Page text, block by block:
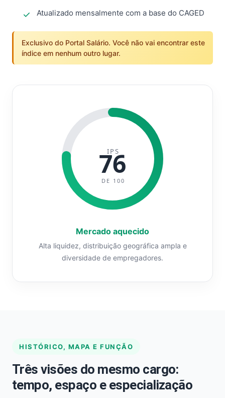
Atualizado mensalmente com a base do CAGED
Exclusivo do Portal Salário. Você não vai encontrar este
índice em nenhum outro lugar.
IPS
76
DE 100
Mercado aquecido
Alta liquidez, distribuição geográfica ampla e
diversidade de empregadores.
HISTÓRICO, MAPA E FUNÇÃO
Três visões do mesmo cargo:
tempo, espaço e especialização